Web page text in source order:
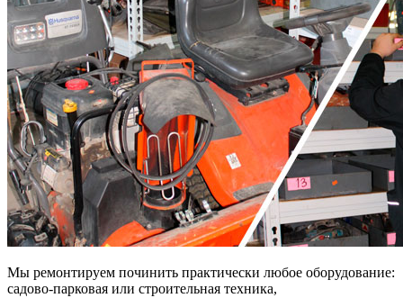
Мы ремонтируем починить практически любое оборудование:
садово-парковая или строительная техника,